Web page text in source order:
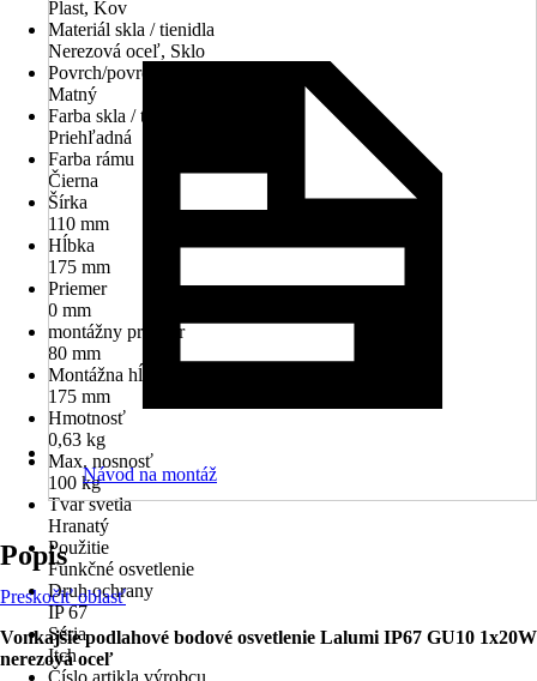
Plast, Kov
Materiál skla / tienidla
Nerezová oceľ, Sklo
Povrch/povrchová úprava
Matný
Farba skla / tienidla
Priehľadná
Farba rámu
Čierna
Šírka
110 mm
Hĺbka
175 mm
Priemer
0 mm
montážny priemer
80 mm
Montážna hĺbka
175 mm
Hmotnosť
0,63 kg
Max. nosnosť
100 kg
Tvar svetla
Hranatý
Použitie
Funkčné osvetlenie
Druh ochrany
IP 67
Séria
Itch
Číslo artikla výrobcu
Návod na montáž
Popis
Preskočiť oblasť
Vonkajšie podlahové bodové osvetlenie Lalumi IP67 GU10 1x20W
nerezová oceľ